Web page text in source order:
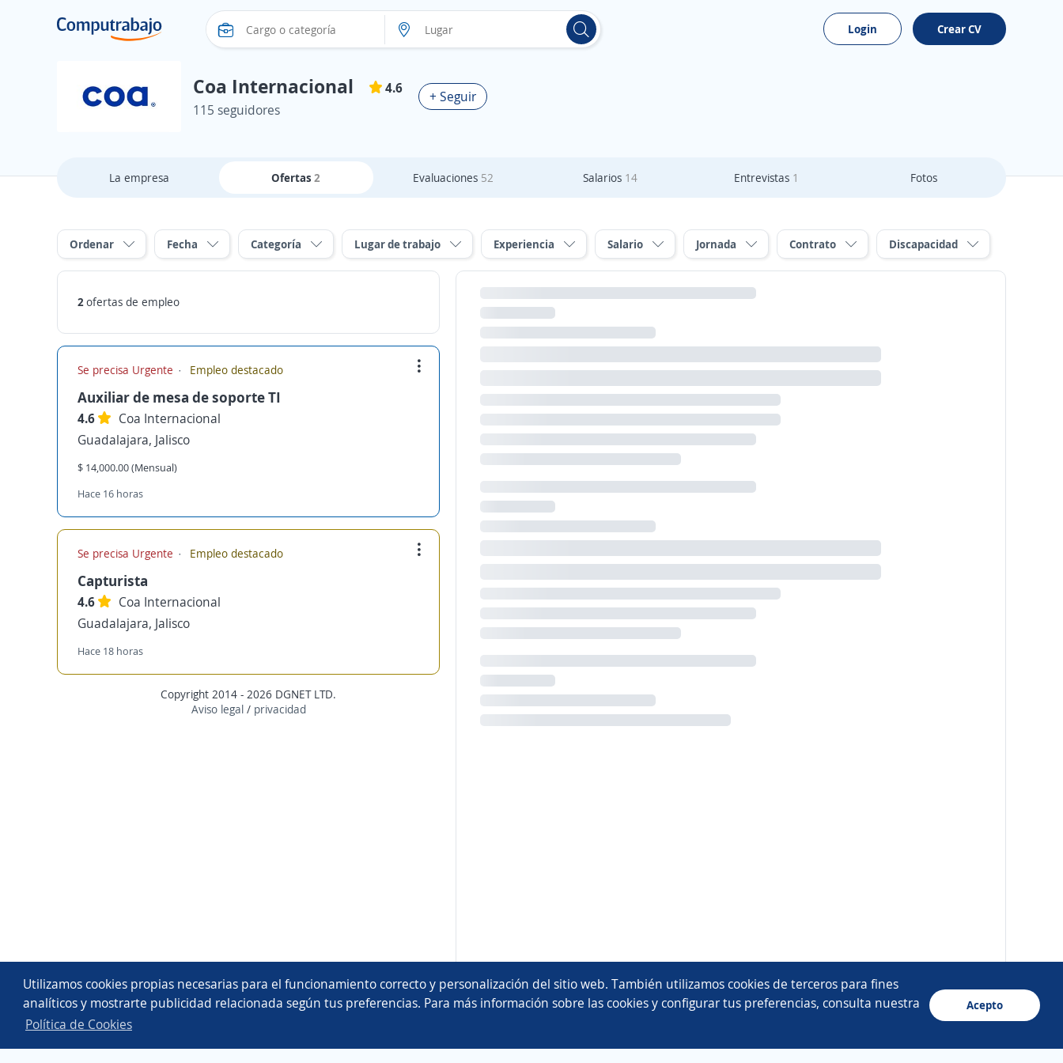
Utilizamos cookies propias necesarias para el funcionamiento correcto y personalización del sitio web. También utilizamos cookies de terceros para fines
analíticos y mostrarte publicidad relacionada según tus preferencias. Para más información sobre las cookies y configurar tus preferencias, consulta nuestra
Política de Cookies
Acepto
Login Crear CV
Coa Internacional
4.6
115 seguidores
+ Seguir
La empresa Ofertas2 Evaluaciones 52 Salarios 14 Entrevistas 1 Fotos
Ordenar Fecha Categoría Lugar de trabajo Experiencia Salario Jornada Contrato Discapacidad
2ofertas de empleo
Se precisa Urgente Empleo destacado
Auxiliar de mesa de soporte TI
4.6
Coa Internacional
Guadalajara, Jalisco
$ 14,000.00 (Mensual)
Hace 16 horas
Se precisa Urgente Empleo destacado
Capturista
4.6
Coa Internacional
Guadalajara, Jalisco
Hace 18 horas
Copyright 2014 - 2026 DGNET LTD.
Aviso legal/ privacidad